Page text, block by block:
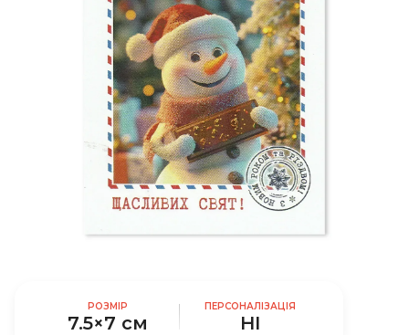
РОЗМІР
7.5×7 см
ПЕРСОНАЛІЗАЦІЯ
НІ